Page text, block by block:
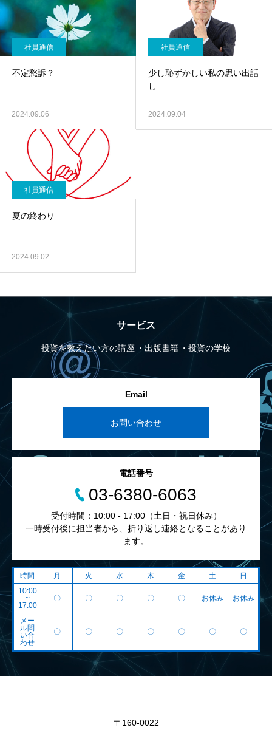
社員通信
不定愁訴？
2024.09.06
社員通信
少し恥ずかしい私の思い出話
し
2024.09.04
社員通信
夏の終わり
2024.09.02
サービス
投資を教えたい方の講座 出版書籍 投資の学校
Email
お問い合わせ
電話番号
03-6380-6063
受付時間：10:00 - 17:00（土日・祝日休み）
一時受付後に担当者から、折り返し連絡となることがあり
ます。
時間 月 火 水 木 金 土
日
10:00
~
17:00
〇 〇 〇 〇 〇 お休み お休み
メー
ル問
い合
わせ
〇 〇 〇 〇 〇 〇 〇
〒160-0022